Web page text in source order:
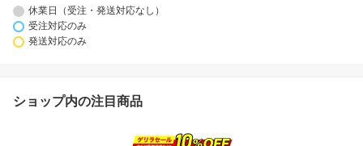
休業日（受注・発送対応なし）
受注対応のみ
発送対応のみ
ショップ内の注目商品